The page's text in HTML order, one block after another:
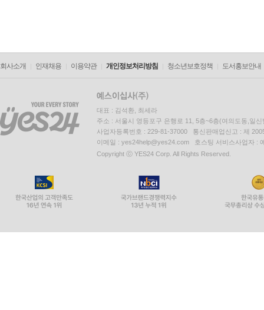
회사소개 인재채용 이용약관 개인정보처리방침 청소년보호정책 도서홍보안내
대표 : 김석환, 최세라
주소 : 서울시 영등포구 은행로 11, 5층~6층(여의도동,일신
사업자등록번호 : 229-81-37000 통신판매업신고 : 제
이메일 : yes24help@yes24.com 호스팅 서비스사업자 :
Copyright ⓒ YES24 Corp. All Rights Reserved.